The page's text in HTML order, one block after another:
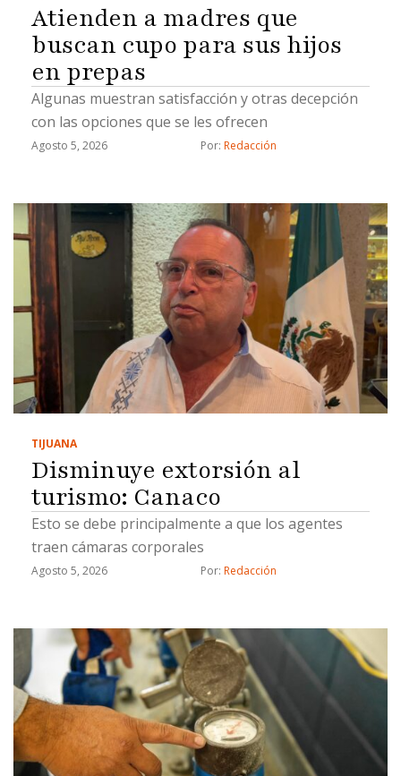
Atienden a madres que
buscan cupo para sus hijos
en prepas
Algunas muestran satisfacción y otras decepción
con las opciones que se les ofrecen
Agosto 5, 2026 Por: Redacción
TIJUANA
Disminuye extorsión al
turismo: Canaco
Esto se debe principalmente a que los agentes
traen cámaras corporales
Agosto 5, 2026 Por: Redacción